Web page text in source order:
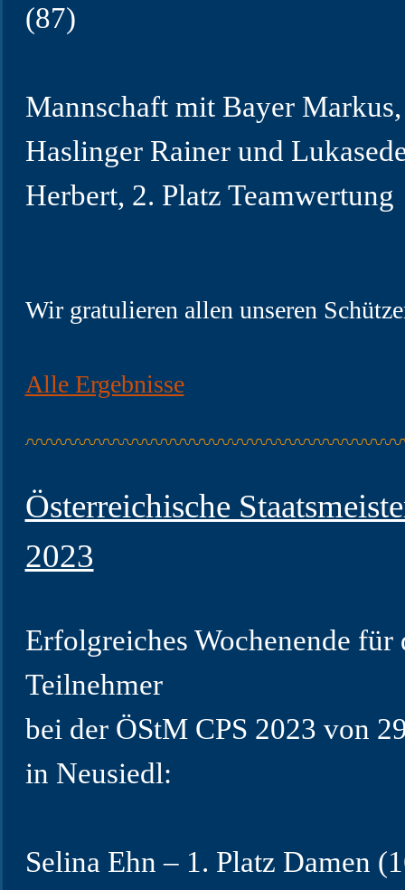
(87)
Mannschaft mit Bayer Markus,
Haslinger Rainer und
Herbert, 2. Platz Teamwertung
Wir gratulieren allen unseren
Alle Ergebnisse
Österreichische
2023
Erfolgreiches Wochenende für
Teilnehmer
bei der ÖStM CPS 2023 von
in Neusiedl:
Selina Ehn – 1. Platz Damen